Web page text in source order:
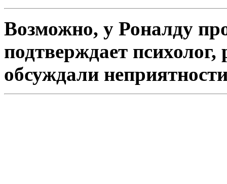
Возможно, у Роналду
подтверждает
обсуждали